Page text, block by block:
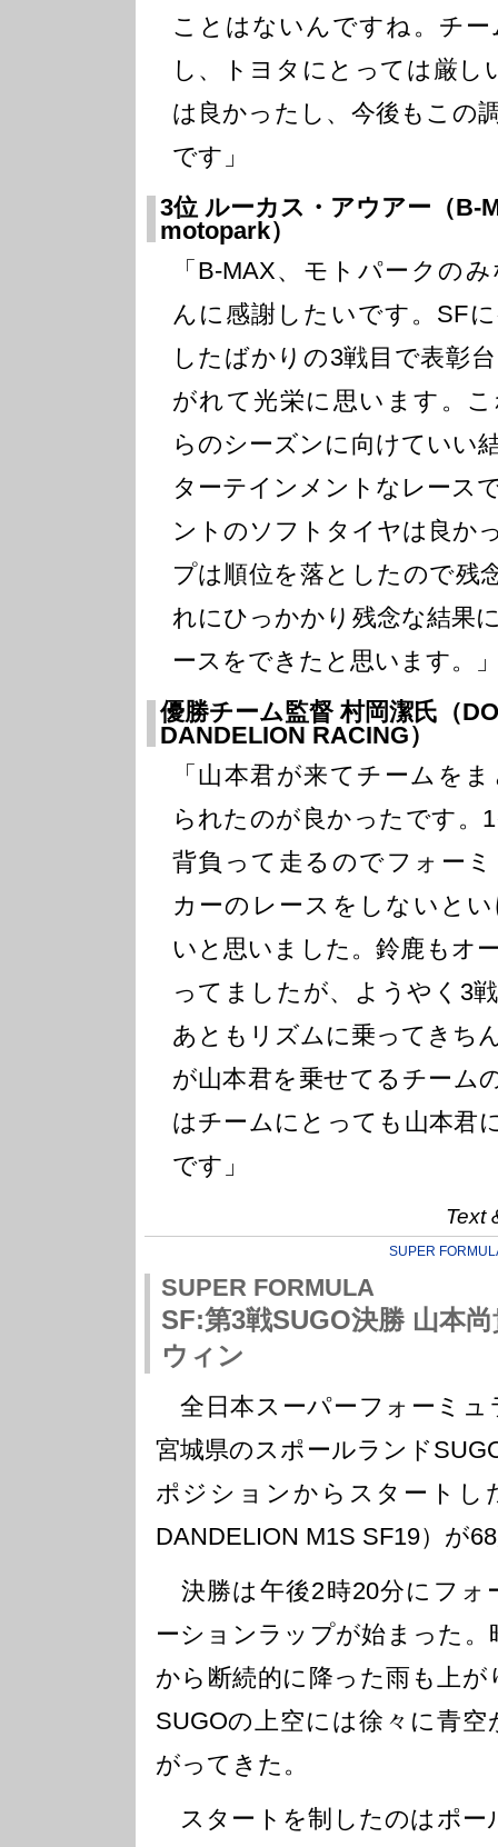
ことはないんですね。チ
し、トヨタにとっては厳し
は良かったし、今後もこの
です」
3位 ルーカス・アウアー（B-
motopark）
「B-MAX、モトパークの
んに感謝したいです。SF
したばかりの3戦目で表彰
がれて光栄に思います。
らのシーズンに向けていい
ターテインメントなレース
ントのソフトタイヤは良か
プは順位を落としたので残
れにひっかかり残念な結果
ースをできたと思います。
優勝チーム監督 村岡潔氏（
DANDELION RACING）
「山本君が来てチームを
られたのが良かったです。
背負って走るのでフォー
カーのレースをしないと
いと思いました。鈴鹿もオ
ってましたが、ようやく3
あともリズムに乗ってきち
が山本君を乗せてるチーム
はチームにとっても山本君
です」
Text
SUPER
SUPER FORMULA
SF:第3戦SUGO決勝 山本
ウィン
全日本スーパーフォーミュ
宮城県のスポールランド
ポジションからスタートし
DANDELION M1S SF19）が
決勝は午後2時20分にフォ
ーションラップが始まった。
から断続的に降った雨も上が
SUGOの上空には徐々に青空
がってきた。
スタートを制したのはポー